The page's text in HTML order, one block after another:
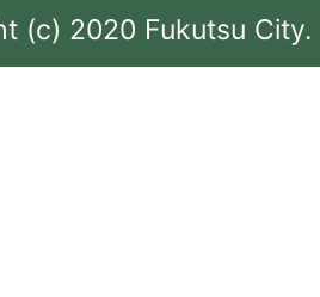
(c) 2020 Fukutsu City.